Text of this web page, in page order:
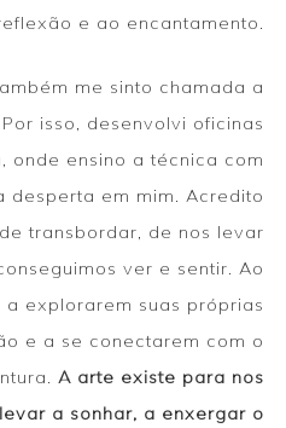
e ao encantamento.
me sinto chamada a
isso, desenvolvi oficinas
onde ensino a técnica com
desperta em mim. Acredito
transbordar, de nos levar
ver e sentir. Ao
explorarem suas próprias
e a se conectarem com o
A arte existe para nos
a sonhar, a enxergar o